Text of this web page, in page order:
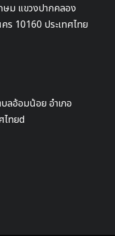
ม แขวงปากคลอง
ร 10160 ประเทศไทย
อ้อมน้อย อำเภอ
ไทยd